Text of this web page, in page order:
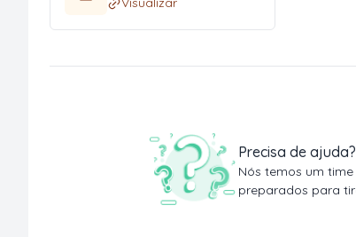
Precisa de ajuda?
Nós temos um
preparados para